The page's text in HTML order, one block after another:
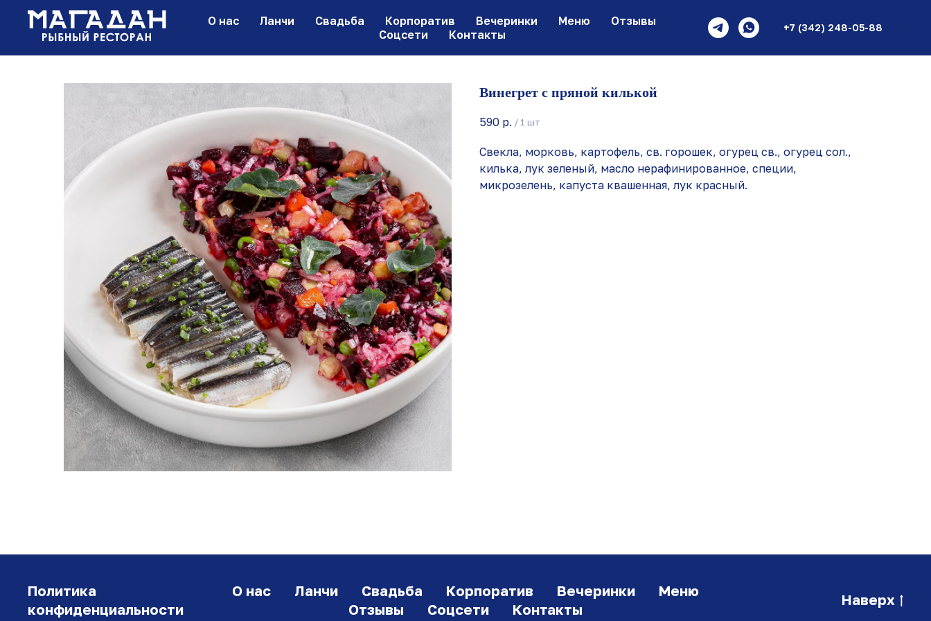
О нас Ланчи Свадьба Корпоратив Вечеринки Меню
Отзывы
Соцсети
Контакты
+7 (342) 248-05-88
Винегрет с пряной килькой
590 р. / 1 шт
Свекла, морковь, картофель, св. горошек, огурец св., огурец сол.,
килька, лук зеленый, масло нерафинированное, специи,
микрозелень, капуста квашенная, лук красный.
Политика
конфиденциальности
О нас Ланчи Свадьба Корпоратив Вечеринки
Меню
Отзывы
Соцсети Контакты
Наверх